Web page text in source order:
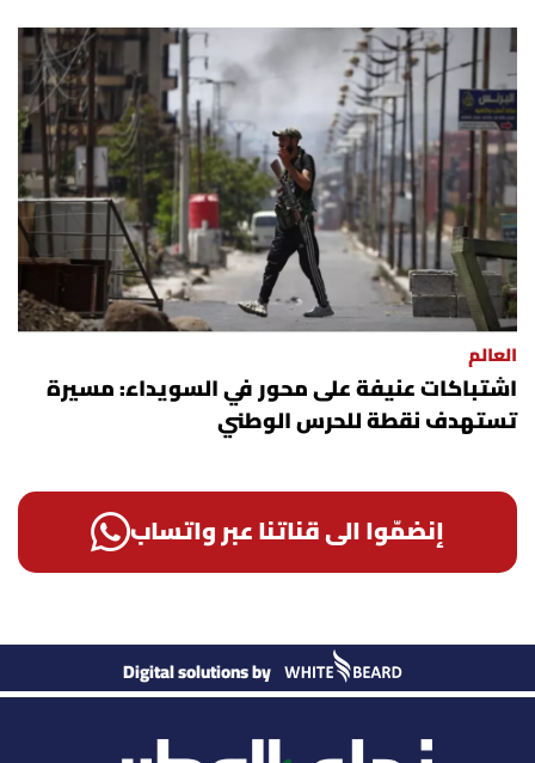
العالم
اشتباكات عنيفة على محور في السويداء: مسيرة
تستهدف نقطة للحرس الوطني
إنضمّوا الى قناتنا عبر واتساب
Digital solutions by